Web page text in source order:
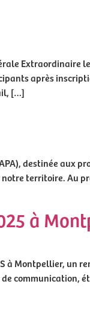
Extraordinaire
après
[…]
destinée aux
territoire. Au
à
à Montpellier, un
communication,